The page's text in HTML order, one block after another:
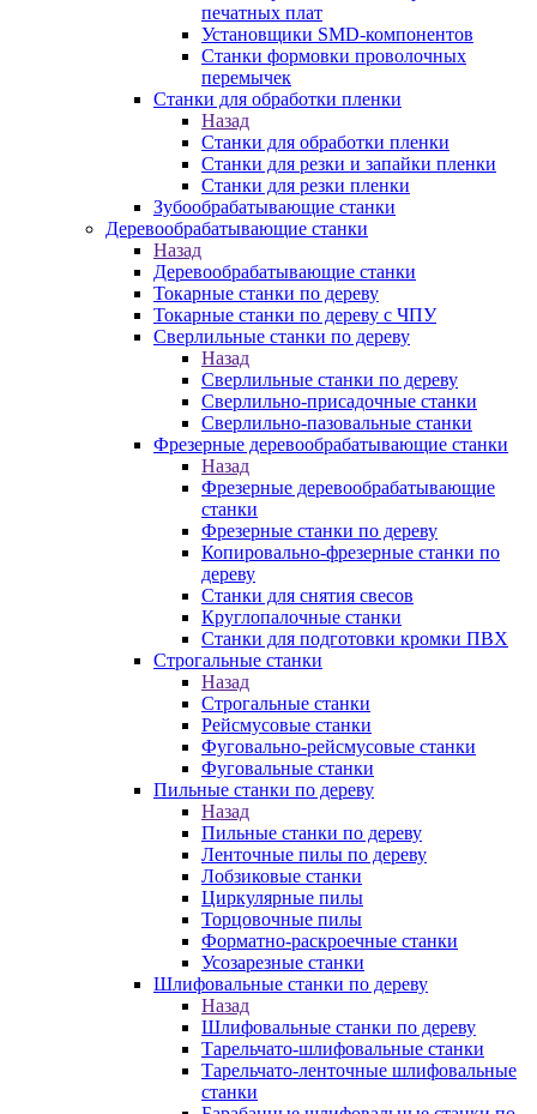
печатных плат
Установщики SMD-компонентов
Станки формовки проволочных
перемычек
Станки для обработки пленки
Назад
Станки для обработки пленки
Станки для резки и запайки пленки
Станки для резки пленки
Зубообрабатывающие станки
Деревообрабатывающие станки
Назад
Деревообрабатывающие станки
Токарные станки по дереву
Токарные станки по дереву с ЧПУ
Сверлильные станки по дереву
Назад
Сверлильные станки по дереву
Сверлильно-присадочные станки
Сверлильно-пазовальные станки
Фрезерные деревообрабатывающие станки
Назад
Фрезерные деревообрабатывающие
станки
Фрезерные станки по дереву
Копировально-фрезерные станки по
дереву
Станки для снятия свесов
Круглопалочные станки
Станки для подготовки кромки ПВХ
Строгальные станки
Назад
Строгальные станки
Рейсмусовые станки
Фуговально-рейсмусовые станки
Фуговальные станки
Пильные станки по дереву
Назад
Пильные станки по дереву
Ленточные пилы по дереву
Лобзиковые станки
Циркулярные пилы
Торцовочные пилы
Форматно-раскроечные станки
Усозарезные станки
Шлифовальные станки по дереву
Назад
Шлифовальные станки по дереву
Тарельчато-шлифовальные станки
Тарельчато-ленточные шлифовальные
станки